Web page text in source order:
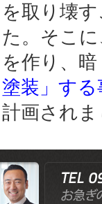
を取り壊
た。そこ
を作り、
塗装」す
計画され